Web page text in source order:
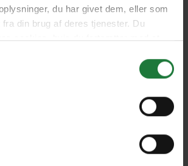
du har givet dem, eller som
din brug af deres tjenester. Du
cookies, hvis du fortsætter med at